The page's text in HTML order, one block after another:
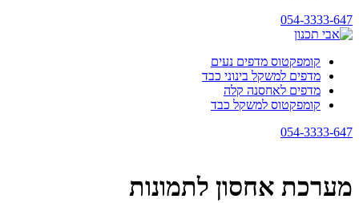
054-3333-647
קומפקטוס מדפים נעים
מדפים למשקל בינוני כבד
מדפים לאחסנה קלה
קומפקטוס למשקל כבד
054-3333-647
מערכת אחסון לתמונות